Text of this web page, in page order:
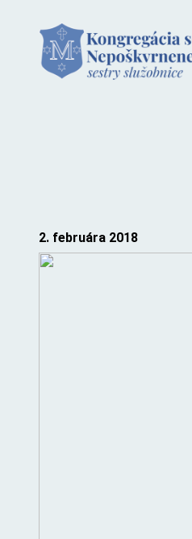
obsah
2. februára 2018